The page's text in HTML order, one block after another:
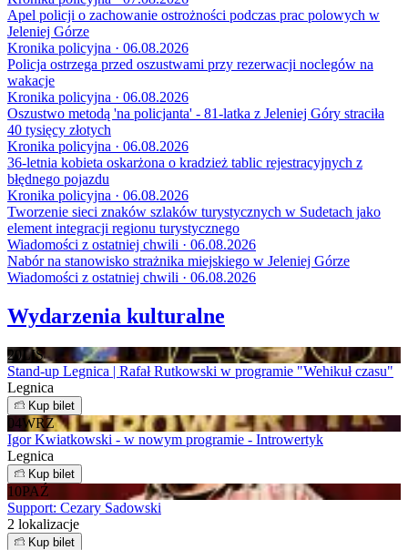
Apel policji o zachowanie ostrożności podczas prac polowych w
Jeleniej Górze
Kronika policyjna · 06.08.2026
Policja ostrzega przed oszustwami przy rezerwacji noclegów na
wakacje
Kronika policyjna · 06.08.2026
Oszustwo metodą 'na policjanta' - 81-latka z Jeleniej Góry straciła
40 tysięcy złotych
Kronika policyjna · 06.08.2026
36-letnia kobieta oskarżona o kradzież tablic rejestracyjnych z
błędnego pojazdu
Kronika policyjna · 06.08.2026
Tworzenie sieci znaków szlaków turystycznych w Sudetach jako
element integracji regionu turystycznego
Wiadomości z ostatniej chwili · 06.08.2026
Nabór na stanowisko strażnika miejskiego w Jeleniej Górze
Wiadomości z ostatniej chwili · 06.08.2026
Wydarzenia kulturalne
20 LIS
Stand-up Legnica | Rafał Rutkowski w programie "Wehikuł czasu"
Legnica
Kup bilet
04WRZ
Igor Kwiatkowski - w nowym programie - Introwertyk
Legnica
Kup bilet
10PAŹ
Support: Cezary Sadowski
2 lokalizacje
Kup bilet